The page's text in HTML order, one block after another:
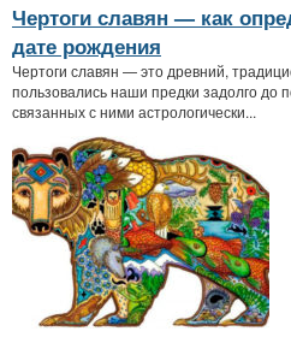
Чертоги славян — как
дате рождения
Чертоги славян — это древний,
пользовались наши предки задолго до
связанных с ними астрологически...